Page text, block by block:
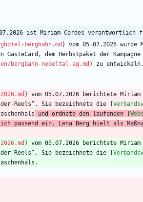
ist Miriam Cordes verantwortlich
bergbahn.md ) vom 05.07.2026 wurde
dem Herbstpaket der Kampagne
bergbahn-nebeltal-ag.md
) vom 05.07.2026 berichtete
Reels“. Sie bezeichnete die [
und ordnete den laufenden [
passend ein. Lena Berg hielt als
) vom 05.07.2026 berichtete
Reels“. Sie bezeichnete die [